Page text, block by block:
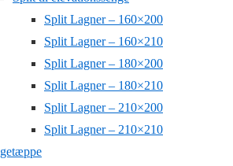
Split Lagner – 160×200
Split Lagner – 160×210
Split Lagner – 180×200
Split Lagner – 180×210
Split Lagner – 210×200
Split Lagner – 210×210